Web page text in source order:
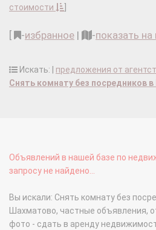
стоимости
-избранное | -показать на
Искать: | предложения от
Снять комнату без посредников
Объявлений в нашей базе по
запросу не найдено...
Вы искали: Снять комнату без
Шахматово, частные объявления,
фото - сдать в аренду